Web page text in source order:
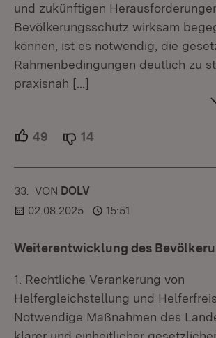
und zukünftigen
Bevölkerungsschutz wirksam
können, ist es notwendig, die
Rahmenbedingungen deutlich zu
praxisnah […]
49 Unterstützer.
14
33. KOMMENTAR
VON :DOLV
02.08.2025
15:51
Weiterentwicklung des
1. Rechtliche Verankerung von
Helfergleichstellung und
Notwendige Maßnahmen des